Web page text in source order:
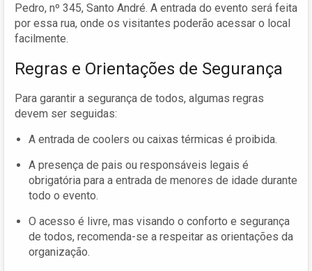
Pedro, nº 345, Santo André. A entrada do evento será feita
por essa rua, onde os visitantes poderão acessar o local
facilmente.
Regras e Orientações de Segurança
Para garantir a segurança de todos, algumas regras
devem ser seguidas:
A entrada de coolers ou caixas térmicas é proibida.
A presença de pais ou responsáveis legais é
obrigatória para a entrada de menores de idade durante
todo o evento.
O acesso é livre, mas visando o conforto e segurança
de todos, recomenda-se a respeitar as orientações da
organização.